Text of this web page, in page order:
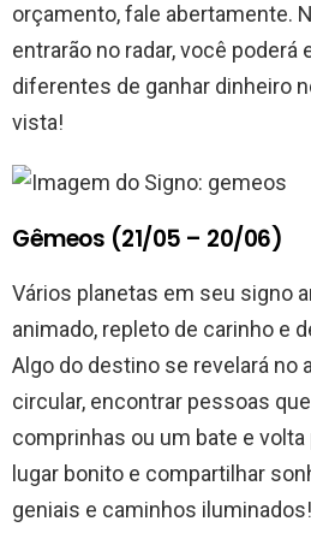
orçamento, fale abertamente.
entrarão no radar, você poderá
diferentes de ganhar dinheiro
vista!
Gêmeos (21/05 – 20/06)
Vários planetas em seu signo
animado, repleto de carinho e
Algo do destino se revelará no
circular, encontrar pessoas
comprinhas ou um bate e volta
lugar bonito e compartilhar
geniais e caminhos iluminados!